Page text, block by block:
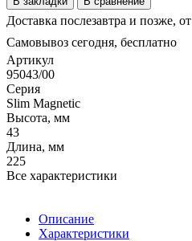
Доставка послезавтра и позже, от
Самовывоз сегодня, бесплатно
Артикул
95043/00
Серия
Slim Magnetic
Высота, мм
43
Длина, мм
225
Все характеристики
Описание
Характеристики